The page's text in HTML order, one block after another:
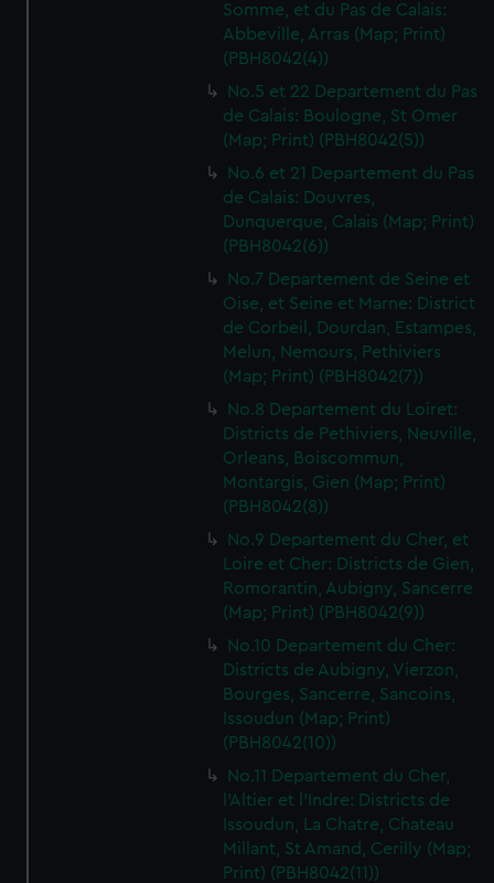
Somme, et du Pas de Calais:
Abbeville, Arras (Map; Print)
(PBH8042(4))
No.5 et 22 Departement du Pas
de Calais: Boulogne, St Omer
(Map; Print) (PBH8042(5))
No.6 et 21 Departement du Pas
de Calais: Douvres,
Dunquerque, Calais (Map; Print)
(PBH8042(6))
No.7 Departement de Seine et
Oise, et Seine et Marne: District
de Corbeil, Dourdan, Estampes,
Melun, Nemours, Pethiviers
(Map; Print) (PBH8042(7))
No.8 Departement du Loiret:
Districts de Pethiviers, Neuville,
Orleans, Boiscommun,
Montargis, Gien (Map; Print)
(PBH8042(8))
No.9 Departement du Cher, et
Loire et Cher: Districts de Gien,
Romorantin, Aubigny, Sancerre
(Map; Print) (PBH8042(9))
No.10 Departement du Cher:
Districts de Aubigny, Vierzon,
Bourges, Sancerre, Sancoins,
Issoudun (Map; Print)
(PBH8042(10))
No.11 Departement du Cher,
l'Altier et l'Indre: Districts de
Issoudun, La Chatre, Chateau
Millant, St Amand, Cerilly (Map;
Print) (PBH8042(11))